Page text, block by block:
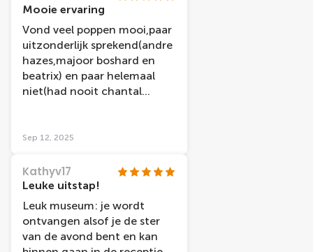
Mooie ervaring
Vond veel poppen mooi,paar
uitzonderlijk sprekend(andre
hazes,majoor boshard en
beatrix) en paar helemaal
niet(had nooit chantal
paar nl
andre van duin,max v
erstappen en andre rieu
Sep 12, 2025
Kathyv17
Leuke uitstap!
Leuk museum: je wordt
ontvangen alsof je de ster
van de avond bent en kan